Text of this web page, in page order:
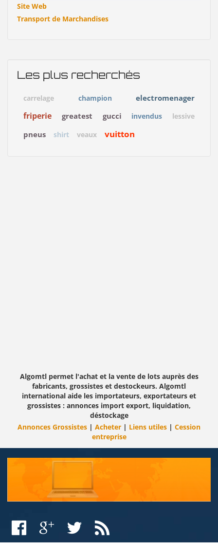
Site Web
Transport de Marchandises
Les plus recherchés
carrelage champion electromenager
friperie greatest gucci invendus lessive
pneus shirt veaux vuitton
Algomtl permet l'achat et la vente de lots auprès des
fabricants, grossistes et destockeurs. Algomtl
international aide les importateurs, exportateurs et
grossistes : annonces import export, liquidation,
déstockage
Annonces Grossistes | Acheter | Liens utiles | Cession
entreprise